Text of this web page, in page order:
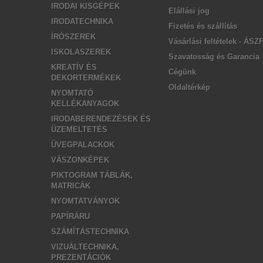
IRODAI KISGÉPEK
IRODATECHNIKA
ÍRÓSZEREK
ISKOLASZEREK
KREATÍV ÉS
DEKORTERMÉKEK
NYOMTATÓ
KELLÉKANYAGOK
IRODABERENDEZÉSEK ÉS
ÜZEMELTETÉS
ÜVEGPALACKOK
VÁSZONKÉPEK
PIKTOGRAM TÁBLÁK,
MATRICÁK
NYOMTATVÁNYOK
PAPÍRÁRU
SZÁMÍTÁSTECHNIKA
VIZUÁLTECHNIKA,
PREZENTÁCIÓK
Elállási jog
Fizetés és szállítás
Vásárlási feltételek - ÁSZF
Szavatosság és Garancia
Cégünk
Oldaltérkép